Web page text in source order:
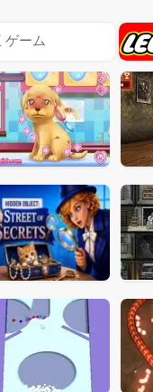
ゲーム